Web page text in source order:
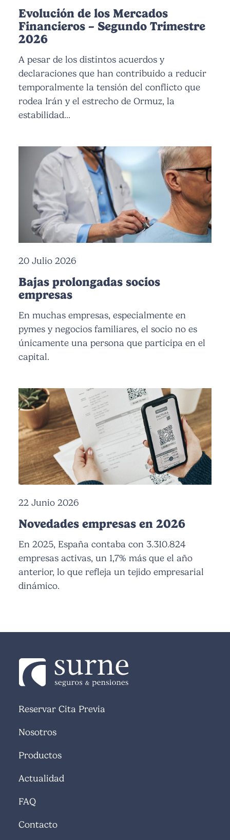
Evolución de los Mercados
Financieros – Segundo Trimestre
2026
A pesar de los distintos acuerdos y
declaraciones que han contribuido a reducir
temporalmente la tensión del conflicto que
rodea Irán y el estrecho de Ormuz, la
estabilidad...
20 Julio 2026
Bajas prolongadas socios
empresas
En muchas empresas, especialmente en
pymes y negocios familiares, el socio no es
únicamente una persona que participa en el
capital.
22 Junio 2026
Novedades empresas en 2026
En 2025, España contaba con 3.310.824
empresas activas, un 1,7% más que el año
anterior, lo que refleja un tejido empresarial
dinámico.
Reservar Cita Previa
Nosotros
Productos
Actualidad
FAQ
Contacto